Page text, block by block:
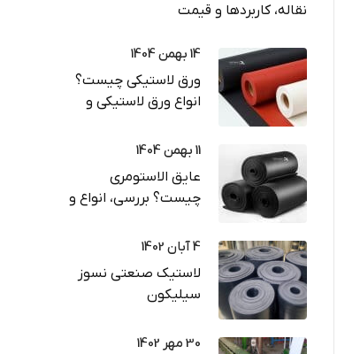
نقاله، کاربردها و قیمت
14 بهمن 1404
ورق لاستیکی چیست؟
انواع ورق لاستیکی و
11 بهمن 1404
عایق الاستومری
چیست؟ بررسی، انواع و
4 آبان 1402
لاستیک صنعتی نسوز
سیلیکون
30 مهر 1402